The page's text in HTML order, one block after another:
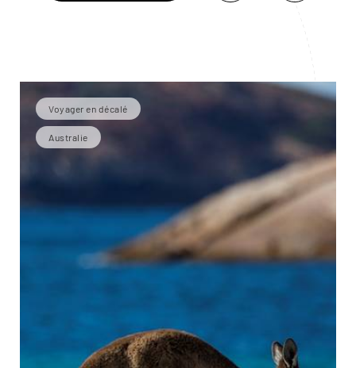
Voyager en décalé
Australie